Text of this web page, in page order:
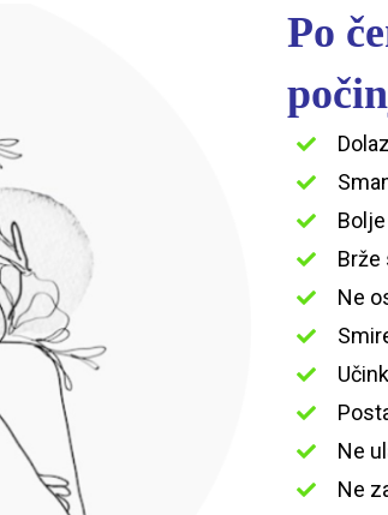
Po
Brže
Ne
Ne
Ne